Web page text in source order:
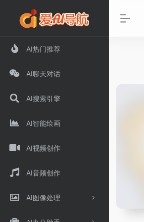
AI热门推荐
AI聊天对话
AI搜索引擎
AI智能绘画
AI视频创作
AI音频创作
AI图像处理